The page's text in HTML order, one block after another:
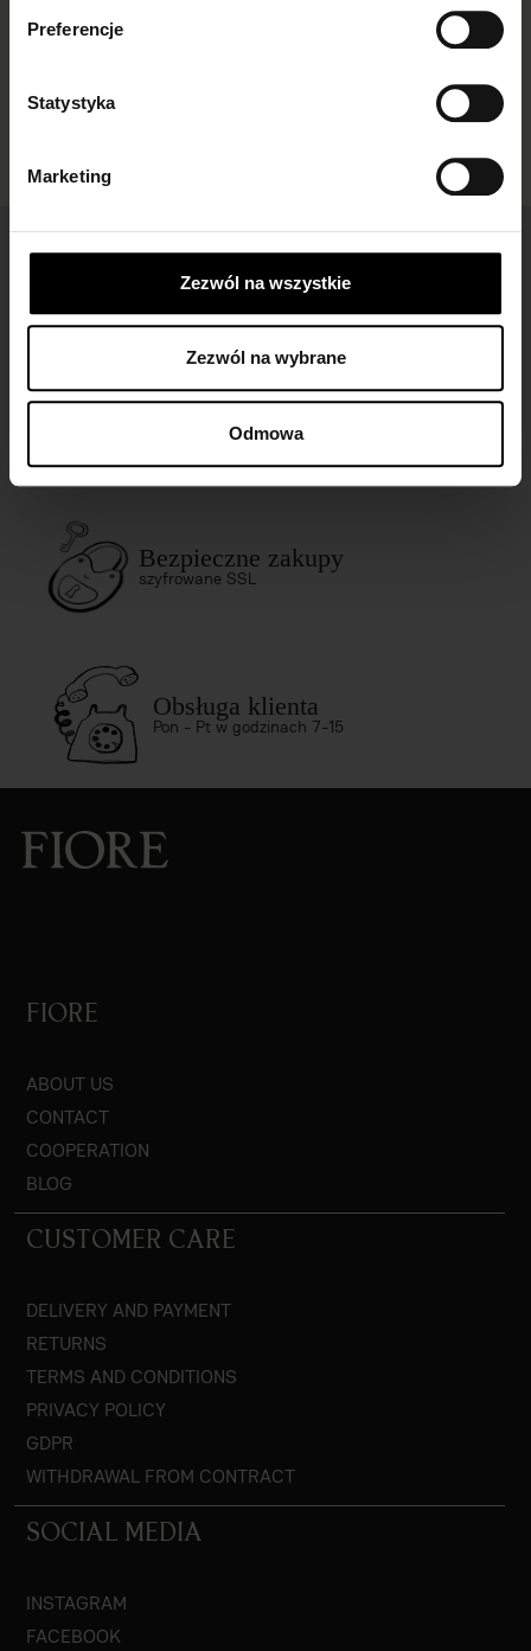
Preferencje
Statystyka
Marketing
Zezwól na wszystkie
Zezwól na wybrane
Odmowa
Łatwe zwroty
dla wszystkich zamówień
Darmowa dostawa
dla zamówień od 149 zł
Bezpieczne zakupy
szyfrowane SSL
Obsługa klienta
Pon - Pt w godzinach 7-15
FIORE
ABOUT US
CONTACT
COOPERATION
BLOG
CUSTOMER CARE
DELIVERY AND PAYMENT
RETURNS
TERMS AND CONDITIONS
PRIVACY POLICY
GDPR
WITHDRAWAL FROM CONTRACT
SOCIAL MEDIA
INSTAGRAM
FACEBOOK